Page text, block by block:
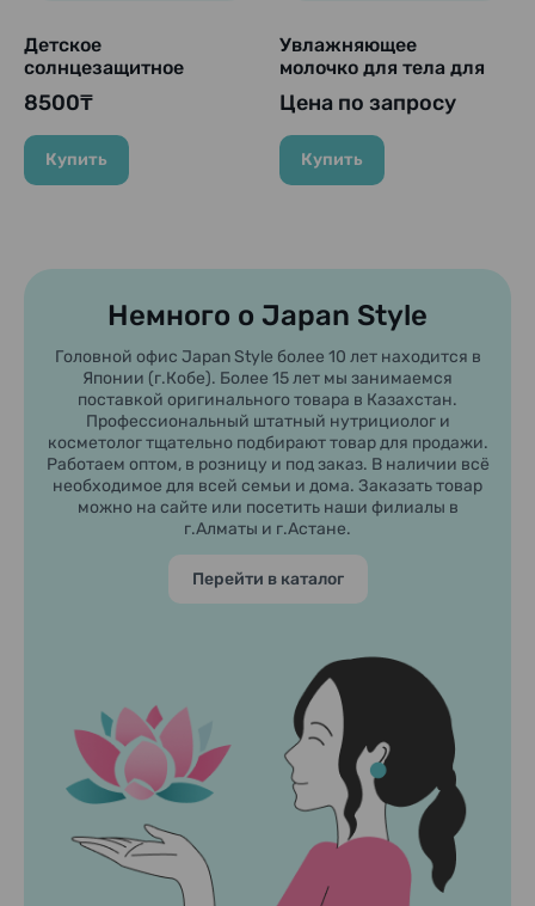
Детское
солнцезащитное
молочко для тела
«Biore UV Kids Pure
Milk» SPF50+ PA+++,
KAO, 70 мл.
8500₸
Купить
Увлажняющее
молочко для тела для
мамы и ребёнка с
ароматом яблока и
пиона Kracie mä & më
Latte Treatment Body
Milk, 310 г
Цена по запросу
Купить
Немного о Japan Style
Головной офис Japan Style более 10 лет находится в
Японии (г.Кобе). Более 15 лет мы занимаемся
поставкой оригинального товара в Казахстан.
Профессиональный штатный нутрициолог и
косметолог тщательно подбирают товар для продажи.
Работаем оптом, в розницу и под заказ. В наличии всё
необходимое для всей семьи и дома. Заказать товар
можно на сайте или посетить наши филиалы в
г.Алматы и г.Астане.
Перейти в каталог